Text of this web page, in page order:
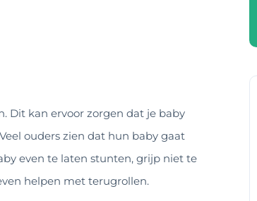
Dit kan ervoor zorgen dat je baby
ouders zien dat hun baby gaat
even te laten stunten, grijp niet te
helpen met terugrollen.